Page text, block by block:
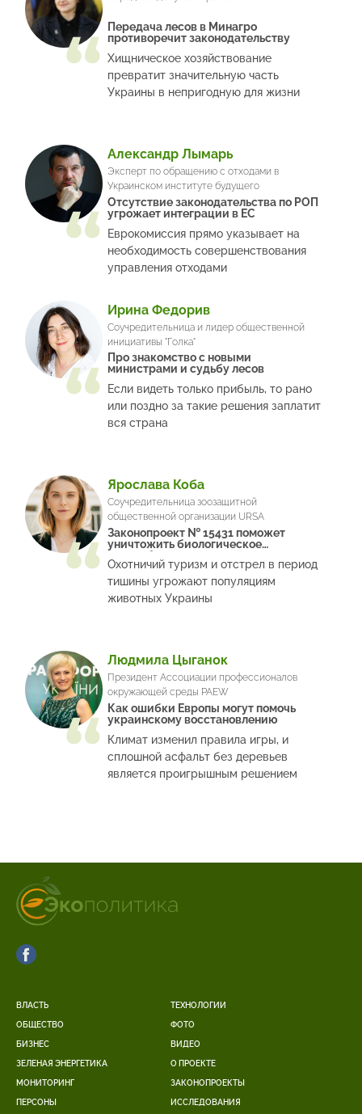
Передача лесов в Минагро
противоречит законодательству
Хищническое хозяйствование
превратит значительную часть
Украины в непригодную для жизни
Александр Лымарь
Эксперт по обращению с отходами в
Украинском институте будущего
Отсутствие законодательства по РОП
угрожает интеграции в ЕС
Еврокомиссия прямо указывает на
необходимость совершенствования
управления отходами
Ирина Федорив
Соучредительница и лидер общественной
инициативы "Голка"
Про знакомство с новыми
министрами и судьбу лесов
Если видеть только прибыль, то рано
или поздно за такие решения заплатит
вся страна
Ярослава Коба
Соучредительница зоозащитной
общественной организации URSA
Законопроект № 15431 поможет
уничтожить биологическое
разнообразие
Охотничий туризм и отстрел в период
тишины угрожают популяциям
животных Украины
Людмила Цыганок
Президент Ассоциации профессионалов
окружающей среды PAEW
Как ошибки Европы могут помочь
украинскому восстановлению
Климат изменил правила игры, и
сплошной асфальт без деревьев
является проигрышным решением
ВЛАСТЬ
ОБЩЕСТВО
БИЗНЕС
ЗЕЛЕНАЯ ЭНЕРГЕТИКА
МОНИТОРИНГ
ПЕРСОНЫ
ТЕХНОЛОГИИ
ФОТО
ВИДЕО
О ПРОЕКТЕ
ЗАКОНОПРОЕКТЫ
ИССЛЕДОВАНИЯ